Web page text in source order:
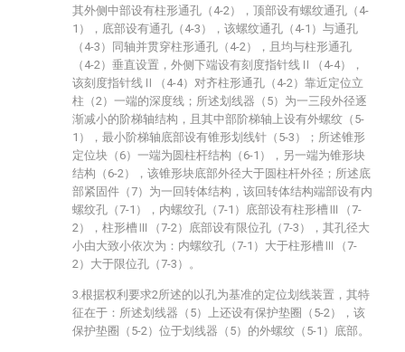
其外侧中部设有柱形通孔（4-2），顶部设有螺纹通孔（4-
1），底部设有通孔（4-3），该螺纹通孔（4-1）与通孔
（4-3）同轴并贯穿柱形通孔（4-2），且均与柱形通孔
（4-2）垂直设置，外侧下端设有刻度指针线Ⅱ（4-4），
该刻度指针线Ⅱ（4-4）对齐柱形通孔（4-2）靠近定位立
柱（2）一端的深度线；所述划线器（5）为一三段外径逐
渐减小的阶梯轴结构，且其中部阶梯轴上设有外螺纹（5-
1），最小阶梯轴底部设有锥形划线针（5-3）；所述锥形
定位块（6）一端为圆柱杆结构（6-1），另一端为锥形块
结构（6-2），该锥形块底部外径大于圆柱杆外径；所述底
部紧固件（7）为一回转体结构，该回转体结构端部设有内
螺纹孔（7-1），内螺纹孔（7-1）底部设有柱形槽Ⅲ（7-
2），柱形槽Ⅲ（7-2）底部设有限位孔（7-3），其孔径大
小由大致小依次为：内螺纹孔（7-1）大于柱形槽Ⅲ（7-
2）大于限位孔（7-3）。
3.根据权利要求2所述的以孔为基准的定位划线装置，其特
征在于：所述划线器（5）上还设有保护垫圈（5-2），该
保护垫圈（5-2）位于划线器（5）的外螺纹（5-1）底部。